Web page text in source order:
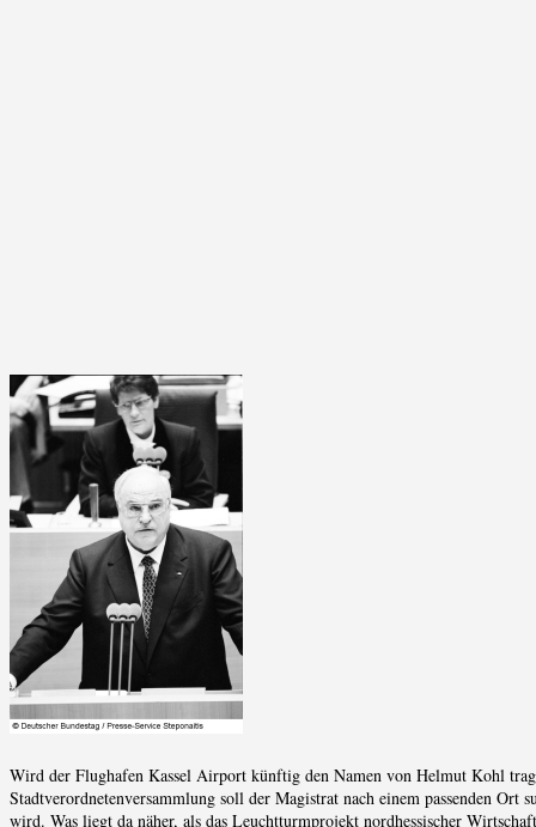
Wird der Flughafen Kassel Airport künftig den Namen von Helmut Kohl
Stadtverordnetenversammlung soll der Magistrat nach einem passenden Ort
wird. Was liegt da näher, als das Leuchtturmprojekt nordhessischer